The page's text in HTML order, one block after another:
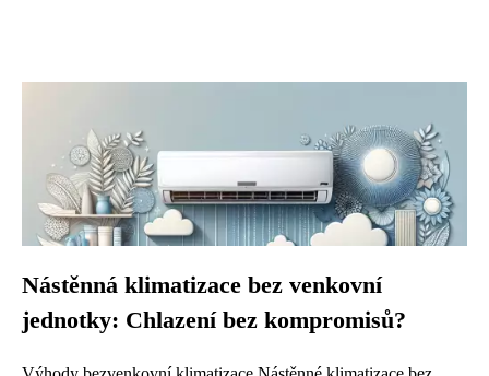
Nástěnná klimatizace bez venkovní
jednotky: Chlazení bez kompromisů?